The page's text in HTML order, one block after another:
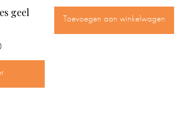
geel Toevoegen aan winkelwagen